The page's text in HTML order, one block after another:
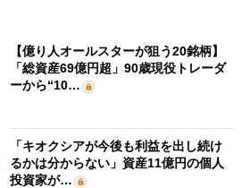
【億り人オールスターが狙う20銘柄】
「総資産69億円超」90歳現役トレーダ
ーから“10…
「キオクシアが今後も利益を出し続け
るかは分からない」資産11億円の個人
投資家が…